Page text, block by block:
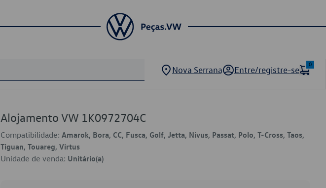
Nova Serrana Entre/registre-se
0
Alojamento VW 1K0972704C
Compatibilidade: Amarok, Bora, CC, Fusca, Golf, Jetta, Nivus, Passat, Polo, T-Cross, Taos,
Tiguan, Touareg, Virtus
Unidade de venda: Unitário(a)